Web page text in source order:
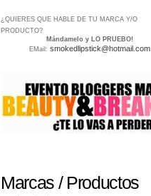
¿QUIERES QUE HABLE DE TU MARCA Y/O
PRODUCTO?
Mándamelo y LO PRUEBO!
EMail: smokedlipstick@hotmail.com
Marcas / Productos